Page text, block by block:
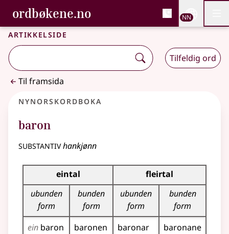
Gå til hovudinnhald
Tilgjenge
ordbøkene.no, Bokmålsordboka og
Bokmålsordboka og Nynorskordboka
NN
Artikkelside
Tilfeldig ord
Til framsida
Nynorskordboka
baron
substantivhankjønn
Bøyningstabell for dette substantivet
eintal
fleirtal
ubunden
form
bunden
form
ubunden
form
bunden
form
ein baron baronen baronar baronane